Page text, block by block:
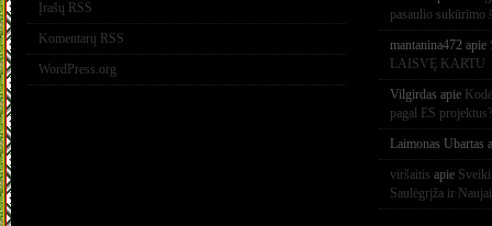
Įrašų RSS
Komentarų RSS
WordPress.org
pasaulio sukūrimo
mantanina472 apie
LAISVĘ KARTU
Vilgirdas apie
pagal ES projektus?
Laimonas Ubartas
viršaitis apie
Saulėgrįža ir